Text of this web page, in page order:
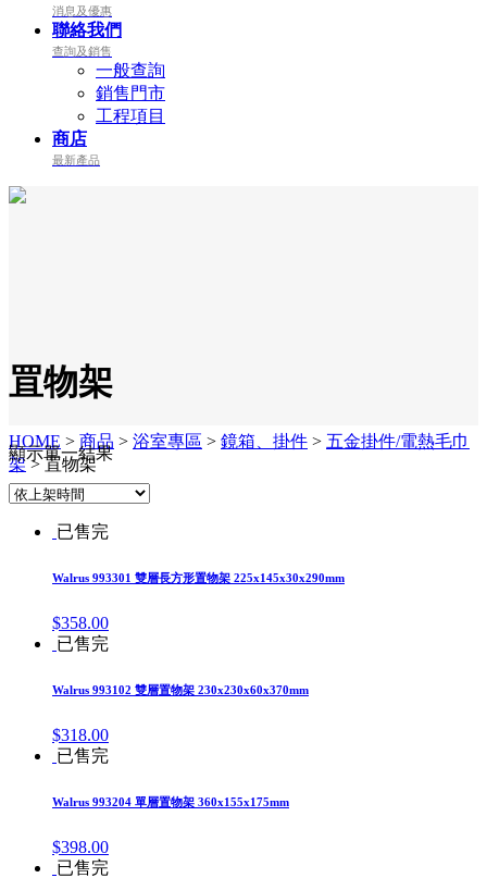
消息及優惠
聯絡我們
查詢及銷售
一般查詢
銷售門市
工程項目
商店
最新產品
罝物架
HOME > 商品 > 浴室專區 > 鏡箱、掛件 > 五金掛件/電熱毛巾
架>罝物架
顯示單一結果
已售完
Walrus 993301 雙層長方形置物架 225x145x30x290mm
$358.00
已售完
Walrus 993102 雙層置物架 230x230x60x370mm
$318.00
已售完
Walrus 993204 單層置物架 360x155x175mm
$398.00
已售完